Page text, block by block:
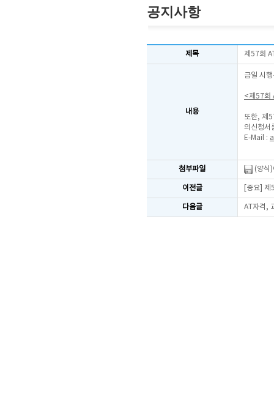
공지사항
제목 제57회
내용
금일 시
<제57회
또한, 제
의신청서
E-Mail :
첨부파일 (양식
이전글 [중요]
다음글 AT자격,